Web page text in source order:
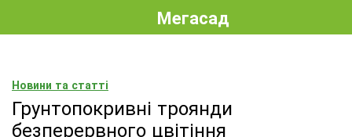
Мегасад
Новини та статті
Грунтопокривні троянди
безперервного цвітіння